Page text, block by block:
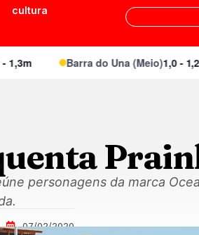
cultura
Barra do Una (Meio)1,0 - 1,2m
personagens da marca
07/02/2020